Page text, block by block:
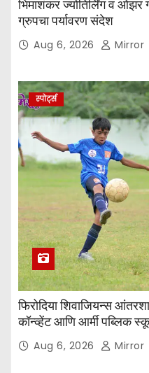
भिमाशंकर ज्योतिर्लिंग व ओझर
ग्रुपचा पर्यावरण संदेश
Aug 6, 2026 Mirror
स्पोर्ट्स
फिरोदिया शिवाजियन्स
कॉन्व्हेंट आणि आर्मी पब्लिक
Aug 6, 2026 Mirror